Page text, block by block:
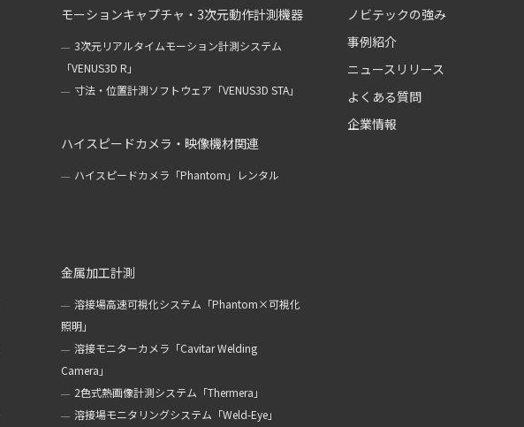
モーションキャプチャ・3次元動作計測機器
3次元リアルタイムモーション計測システム
「VENUS3D R」
寸法・位置計測ソフトウェア「VENUS3D STA」
ハイスピードカメラ・映像機材関連
ハイスピードカメラ「Phantom」レンタル
金属加工計測
溶接場高速可視化システム「Phantom×可視化
照明」
溶接モニターカメラ「Cavitar Welding
Camera」
2色式熱画像計測システム「Thermera」
溶接場モニタリングシステム「Weld-Eye」
ノビテックの強み
事例紹介
ニュースリリース
よくある質問
企業情報